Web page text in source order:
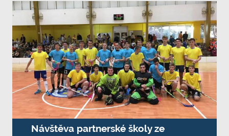
Návštěva partnerské školy ze